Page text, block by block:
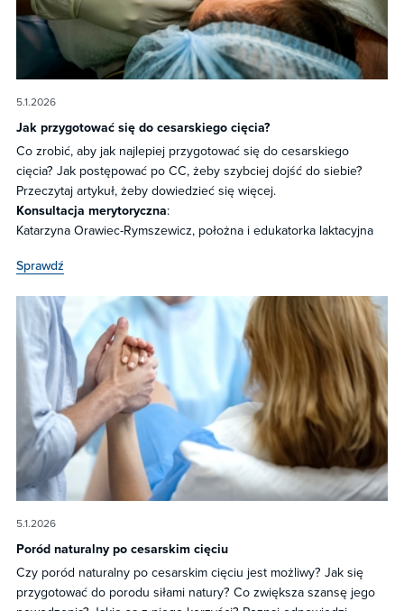
5.1.2026
Jak przygotować się do cesarskiego cięcia?
Co zrobić, aby jak najlepiej przygotować się do cesarskiego
cięcia? Jak postępować po CC, żeby szybciej dojść do siebie?
Przeczytaj artykuł, żeby dowiedzieć się więcej.
Konsultacja merytoryczna:
Katarzyna Orawiec-Rymszewicz, położna i edukatorka laktacyjna
Sprawdź
5.1.2026
Poród naturalny po cesarskim cięciu
Czy poród naturalny po cesarskim cięciu jest możliwy? Jak się
przygotować do porodu siłami natury? Co zwiększa szansę jego